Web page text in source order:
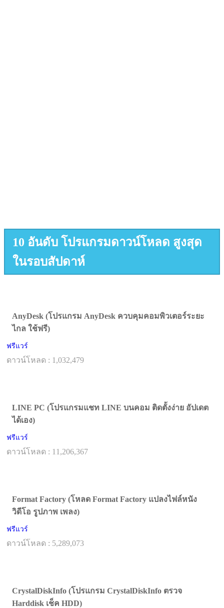
10 อันดับ โปรแกรมดาวน์โหลด สูงสุด
ในรอบสัปดาห์
AnyDesk (โปรแกรม AnyDesk ควบคุมคอมพิวเตอร์ระยะ
ไกล ใช้ฟรี)
ฟรีแวร์
ดาวน์โหลด : 1,032,479
LINE PC (โปรแกรมแชท LINE บนคอม ติดตั้งง่าย อัปเดต
ได้เอง)
ฟรีแวร์
ดาวน์โหลด : 11,206,367
Format Factory (โหลด Format Factory แปลงไฟล์หนัง
วิดีโอ รูปภาพ เพลง)
ฟรีแวร์
ดาวน์โหลด : 5,289,073
CrystalDiskInfo (โปรแกรม CrystalDiskInfo ตรวจ
Harddisk เช็ค HDD)